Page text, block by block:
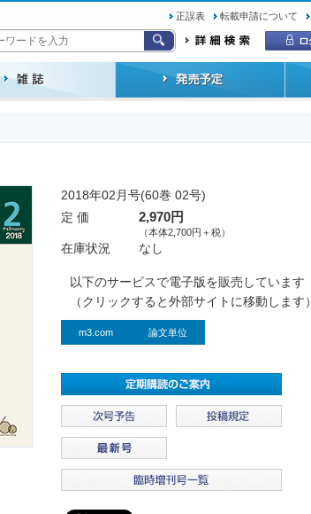
正誤表 転載申請について
2018年02月号(60巻 02号)
定 価
2,970円
（本体2,700円＋税）
在庫状況 なし
以下のサービスで電子版を販売しています
（クリックすると外部サイトに移動します）
m3.com 論文単位